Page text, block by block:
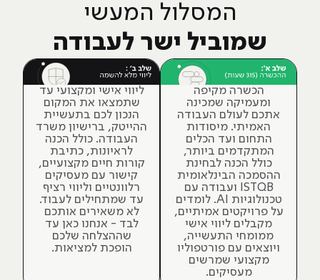
המסלול המעשי
שמוביל ישר לעבודה
הכשרה מקיפה
ומעמיקה שמכינה
אתכם לעולם העבודה
האמיתי. מיסודות
התחום ועד הכלים
המתקדמים ביותר,
כולל הכנה לבחינת
ההסמכה הבינלאומית
ISTQB ועבודה עם
טכנולוגיות AI. לומדים
על פרויקטים אמיתיים,
מקבלים ליווי אישי
ממומחי התעשייה,
ויוצאים עם פורטפוליו
מקצועי שמרשים
מעסיקים.
ליווי אישי ומקצועי עד
שתמצאו את המקום
הנכון לכם בתעשיית
ההייטק, ברישיון משרד
העבודה. כולל הכנה
לראיונות, כתיבת
קורות חיים מקצועיים,
קישור עם מעסיקים
רלוונטיים וליווי רציף
עד שמתחילים לעבוד.
לא משאירים אותכם
לבד - אנחנו כאן עד
שההצלחה שלכם
הופכת למציאות.